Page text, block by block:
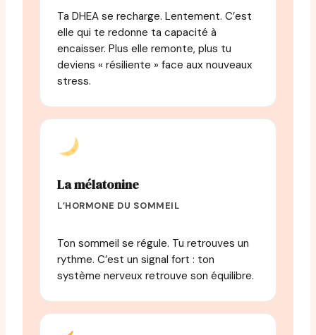
Ta DHEA se recharge. Lentement. C’est
elle qui te redonne ta capacité à
encaisser. Plus elle remonte, plus tu
deviens « résiliente » face aux nouveaux
stress.
La mélatonine
L’HORMONE DU SOMMEIL
Ton sommeil se régule. Tu retrouves un
rythme. C’est un signal fort : ton
système nerveux retrouve son équilibre.